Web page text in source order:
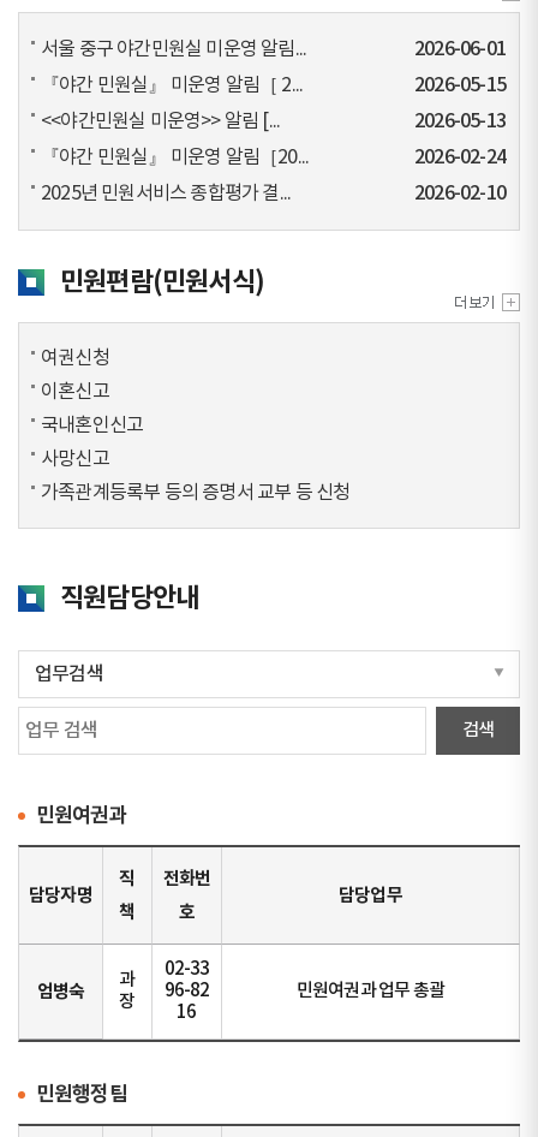
서울 중구 야간민원실 미운영 알림...
2026-06-01
『야간 민원실』 미운영 알림［ 2...
2026-05-15
<<야간민원실 미운영>> 알림 [...
2026-05-13
『야간 민원실』 미운영 알림［20...
2026-02-24
2025년 민원서비스 종합평가 결...
2026-02-10
민원편람(민원서식)
여권신청
이혼신고
국내혼인신고
사망신고
가족관계등록부 등의 증명서 교부 등 신청
직원담당안내
민원여권과
담당자명
직
책
전화번
호
담당업무
엄병숙
과
장
02-33
96-82
16
민원여권과 업무 총괄
민원행정팀